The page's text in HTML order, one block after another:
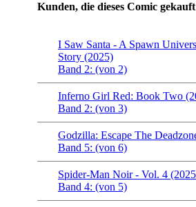
Kunden, die dieses Comic
I Saw Santa - A Spawn
Story (2025)
Band 2: (von 2)
Inferno Girl Red: Book Two
Band 2: (von 3)
Godzilla: Escape The
Band 5: (von 6)
Spider-Man Noir - Vol. 4
Band 4: (von 5)